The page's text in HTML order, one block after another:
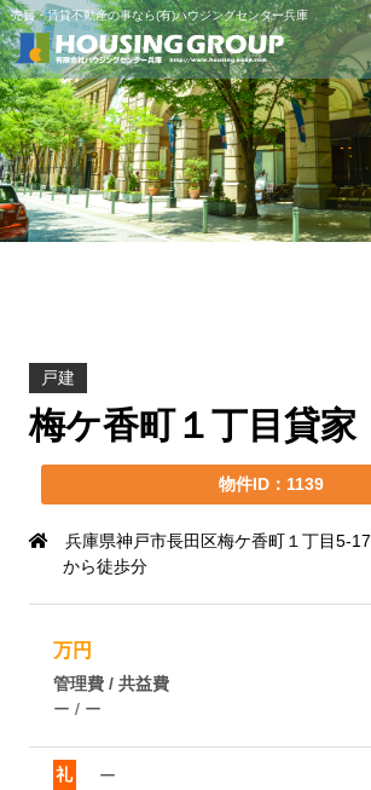
売買・賃貸不動産の事なら(有)ハウジングセンター兵庫
戸建
梅ケ香町１丁目貸家
物件ID：1139
兵庫県神戸市長田区梅ケ香町１丁目5-17
から徒歩分
万円
管理費 / 共益費
ー / ー
礼 ー